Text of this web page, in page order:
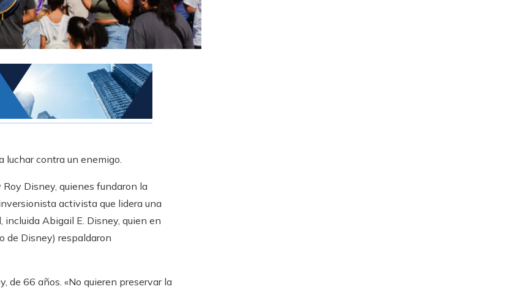
luchar contra un enemigo.
Disney, quienes fundaron la
activista que lidera una
Abigail E. Disney, quien en
de Disney) respaldaron
de 66 años. «No quieren preservar la